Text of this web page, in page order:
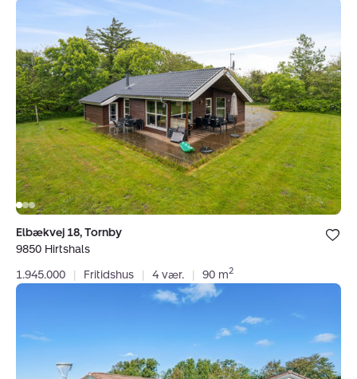
Fritidshus:
Elbækvej
18,
Tornby,
9850
Hirtshals
Bolig er
under dine
Elbækvej 18, Tornby
9850 Hirtshals
1.945.000
| Fritidshus | 4 vær. | 90 m2
10,